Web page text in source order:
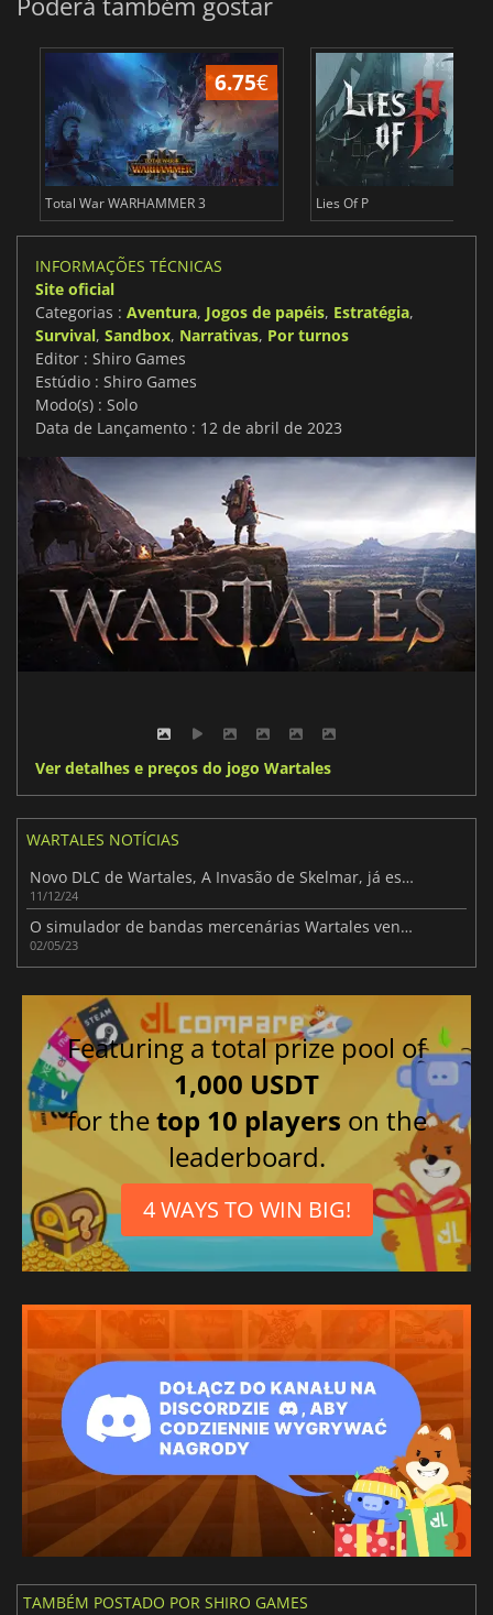
6.75€
Total War WARHAMMER 3 Lies Of P
INFORMAÇÕES TÉCNICAS
Site oficial
Categorias : Aventura, Jogos de papéis, Estratégia,
Survival, Sandbox, Narrativas, Por turnos
Editor : Shiro Games
Estúdio : Shiro Games
Modo(s) : Solo
Data de Lançamento : 12 de abril de 2023
Ver detalhes e preços do jogo Wartales
WARTALES NOTÍCIAS
Novo DLC de Wartales, A Invasão de Skelmar, já está disponível
11/12/24
O simulador de bandas mercenárias Wartales vende 600 000 cópias em Acesso Antecipado
02/05/23
Featuring a total prize pool of
1,000 USDT
for thetop 10 players on the
leaderboard.
4 WAYS TO WIN BIG!
TAMBÉM POSTADO POR SHIRO GAMES